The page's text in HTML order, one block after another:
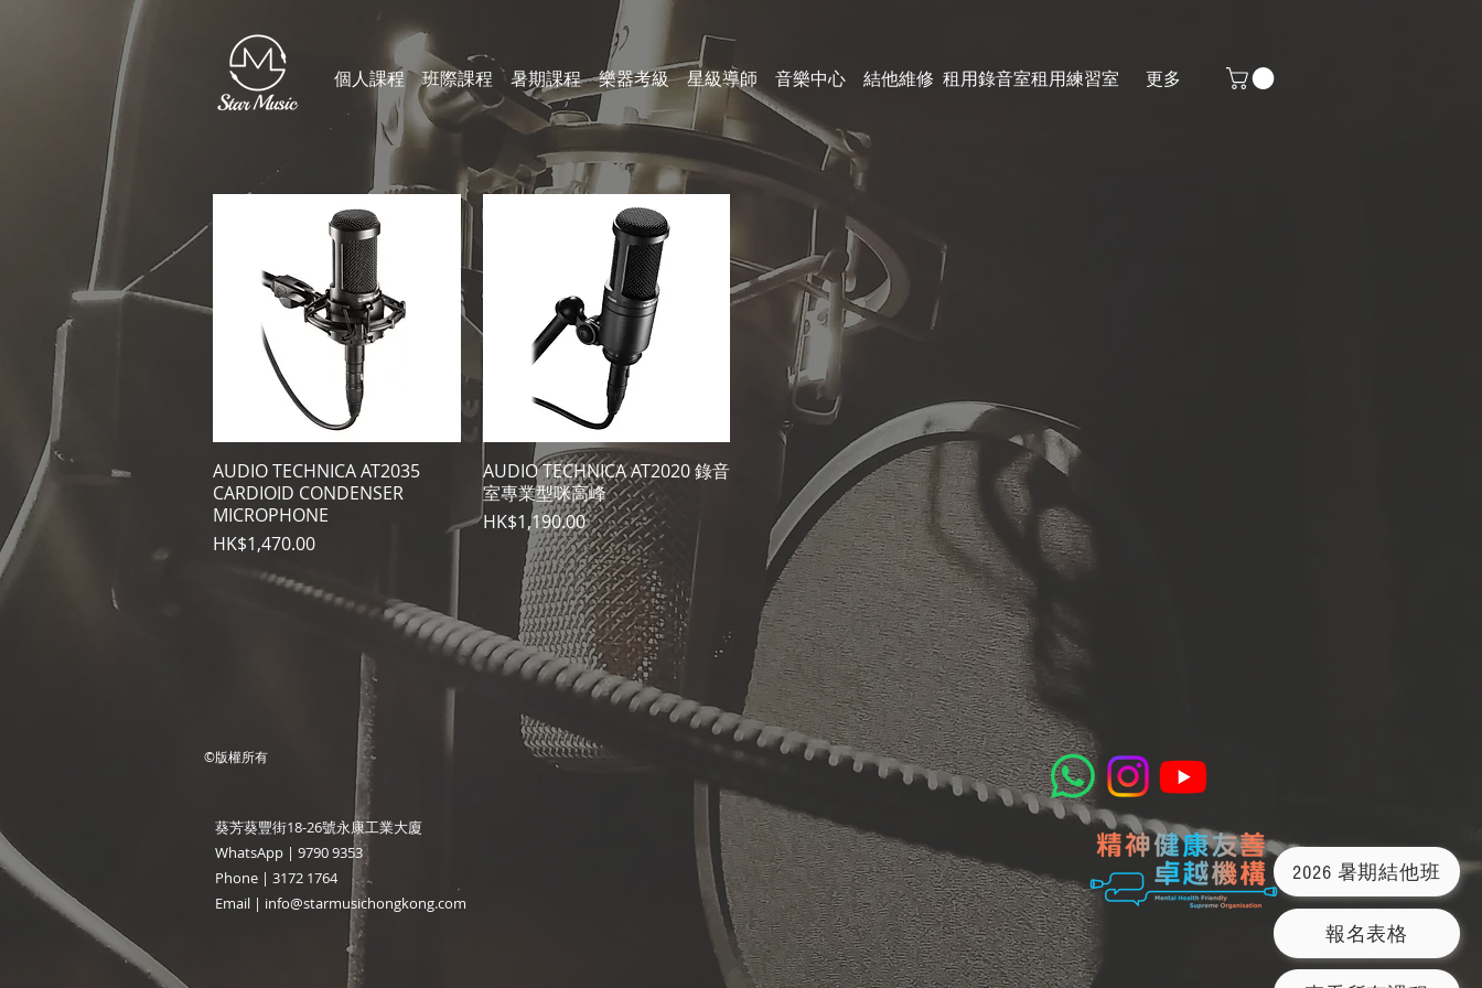
個人課程 班際課程 暑期課程 樂器考級 星級導師 音樂中心 結他維修 租用錄音室租用練習室 更多
快速瀏覽
AUDIO TECHNICA AT2035
CARDIOID CONDENSER
MICROPHONE
價格
HK$1,470.00
快速瀏覽
AUDIO TECHNICA AT2020 錄音
室專業型咪高峰
價格
HK$1,190.00
2026 暑期結他班
報名表格
©版權所有
​葵芳葵豐街18-26號永康工業大廈
WhatsApp | 9790 9353
Phone | 3172 1764
Email | info@starmusichongkong.com